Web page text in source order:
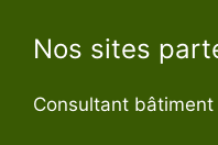
Nos sites
Consultant bâtiment